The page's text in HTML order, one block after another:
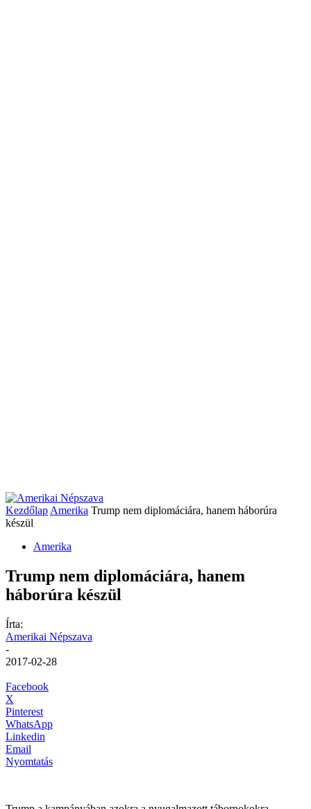
Kezdőlap Amerika Trump nem diplomáciára, hanem háborúra
készül
Amerika
Trump nem diplomáciára, hanem
háborúra készül
Írta:
Amerikai Népszava
-
2017-02-28
Facebook
X
Pinterest
WhatsApp
Linkedin
Email
Nyomtatás